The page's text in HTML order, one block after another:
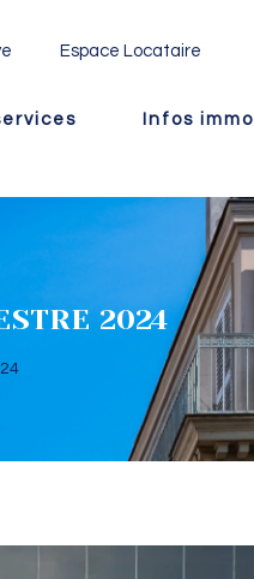
Espace Locataire
Infos immo
2024